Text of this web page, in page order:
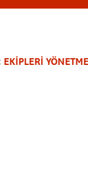
EKİPLERİ